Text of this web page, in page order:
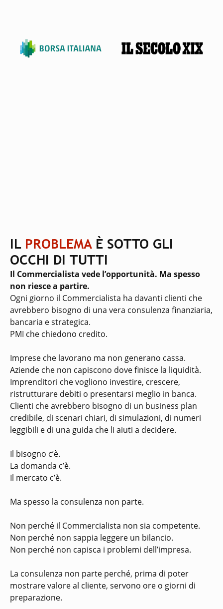
IL PROBLEMA È SOTTO GLI
OCCHI DI TUTTI
Il Commercialista vede l’opportunità. Ma spesso
non riesce a partire.
Ogni giorno il Commercialista ha davanti clienti che
avrebbero bisogno di una vera consulenza finanziaria,
bancaria e strategica.
PMI che chiedono credito.
Imprese che lavorano ma non generano cassa.
Aziende che non capiscono dove finisce la liquidità.
Imprenditori che vogliono investire, crescere,
ristrutturare debiti o presentarsi meglio in banca.
Clienti che avrebbero bisogno di un business plan
credibile, di scenari chiari, di simulazioni, di numeri
leggibili e di una guida che li aiuti a decidere.
Il bisogno c’è.
La domanda c’è.
Il mercato c’è.
Ma spesso la consulenza non parte.
Non perché il Commercialista non sia competente.
Non perché non sappia leggere un bilancio.
Non perché non capisca i problemi dell’impresa.
La consulenza non parte perché, prima di poter
mostrare valore al cliente, servono ore o giorni di
preparazione.